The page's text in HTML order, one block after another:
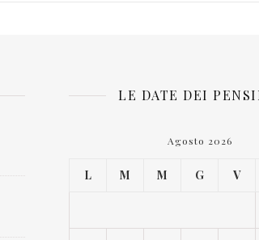
LE DATE DEI
Agosto 2026
L M M G V